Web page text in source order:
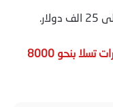
ماسك يخفض سعر طرازين لسيارات تسلا بنحو 8000